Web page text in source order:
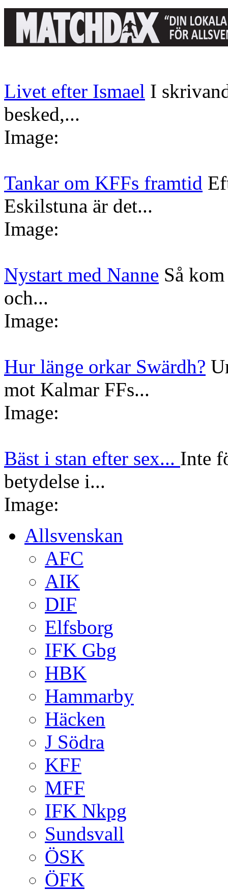
Livet efter Ismael I
besked,...
Image:
Tankar om KFFs framtid
Eskilstuna är det...
Image:
Nystart med Nanne Så
och...
Image:
Hur länge orkar Swärdh?
mot Kalmar FFs...
Image:
Bäst i stan efter sex... Inte
betydelse i...
Image:
Allsvenskan
AFC
AIK
DIF
Elfsborg
IFK Gbg
HBK
Hammarby
Häcken
J Södra
KFF
MFF
IFK Nkpg
Sundsvall
ÖSK
ÖFK